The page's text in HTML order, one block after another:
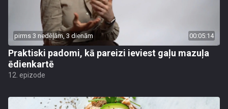
pirms 3 nedēļām, 3 dienām 00:05:14
Praktiski padomi, kā pareizi ieviest gaļu mazuļa
ēdienkartē
12. epizode